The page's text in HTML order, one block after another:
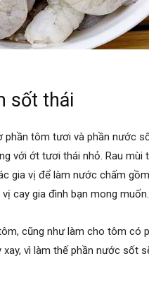
sốt thái
phần tôm tươi và phần nước
với ớt tươi thái nhỏ. Rau mùi
gia vị để làm nước chấm
cay gia đình bạn mong muốn.
cũng như làm cho tôm có
vì làm thế phần nước sốt